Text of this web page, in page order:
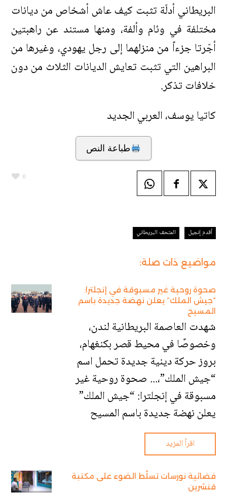
البريطاني أدلّة تثبت كيف عاش أشخاص من ديانات
مختلفة في وئام وألفة، ومنها مستند عن راهبتين
أجّرتا جزءاً من منزلهما إلى رجل يهودي، وغيرها من
البراهين التي تثبت تعايش الديانات الثلاث من دون
خلافات تذكر.
كاتيا يوسف، العربي الجديد
طباعة النص
0
أقدم إنجيل المتحف البريطاني
مواضيع ذات صلة:
صحوة روحية غير مسبوقة في إنجلترا:
“جيش الملك” يعلن نهضة جديدة باسم
المسيح
شهدت العاصمة البريطانية لندن،
وخصوصًا في محيط قصر بكنغهام،
بروز حركة دينية جديدة تحمل اسم
“جيش الملك”،... صحوة روحية غير
مسبوقة في إنجلترا: “جيش الملك”
يعلن نهضة جديدة باسم المسيح
اقرأ المزيد
فضائية نورسات تسلّط الضوء على مكتبة
قنشرين